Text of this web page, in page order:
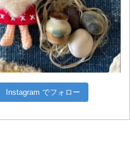
Instagram でフォロー